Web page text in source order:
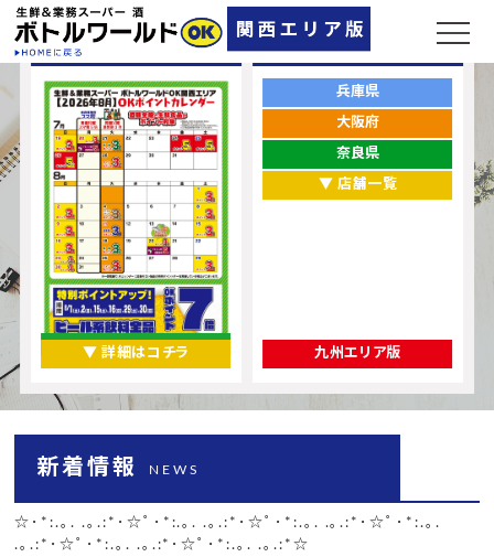
ポイントカレンダー
▼ 詳細はコチラ
お店をエリアから探す
兵庫県
大阪府
奈良県
▼ 店舗一覧
九州エリア版
新着情報 NEWS
☆･*:.｡. .｡.:*･☆ﾟ･*:.｡. .｡.:*･☆ﾟ･*:.｡. .｡.:*･☆ﾟ･*:.｡.
.｡.:*･☆ﾟ･*:.｡. .｡.:*･☆ﾟ･*:.｡. .｡.:*☆